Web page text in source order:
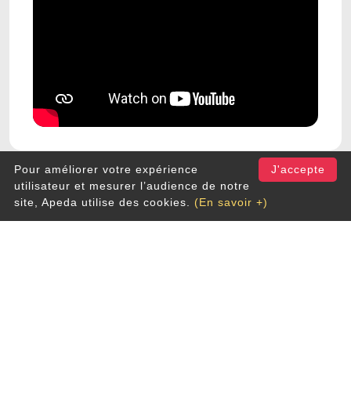
J'accepte
Pour améliorer votre expérience
utilisateur et mesurer l’audience de notre
site, Apeda utilise des cookies. (En savoir +)